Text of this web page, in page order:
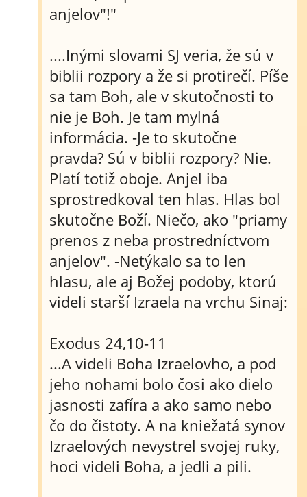
anjelov"!"
....Inými slovami SJ veria, že sú v
biblii rozpory a že si protirečí. Píše
sa tam Boh, ale v skutočnosti to
nie je Boh. Je tam mylná
informácia. -Je to skutočne
pravda? Sú v biblii rozpory? Nie.
Platí totiž oboje. Anjel iba
sprostredkoval ten hlas. Hlas bol
skutočne Boží. Niečo, ako "priamy
prenos z neba prostredníctvom
anjelov". -Netýkalo sa to len
hlasu, ale aj Božej podoby, ktorú
videli starší Izraela na vrchu Sinaj:
Exodus 24,10-11
...A videli Boha Izraelovho, a pod
jeho nohami bolo čosi ako dielo
jasnosti zafíra a ako samo nebo
čo do čistoty. A na kniežatá synov
Izraelových nevystrel svojej ruky,
hoci videli Boha, a jedli a pili.